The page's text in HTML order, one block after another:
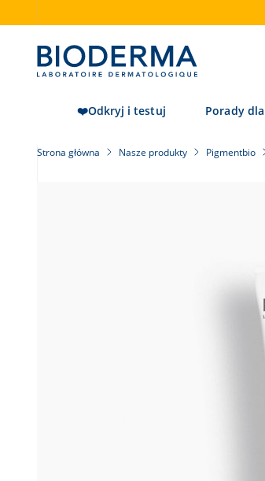
❤️Odkryj i testuj Porady
Strona główna Nasze produkty Pigmentbio